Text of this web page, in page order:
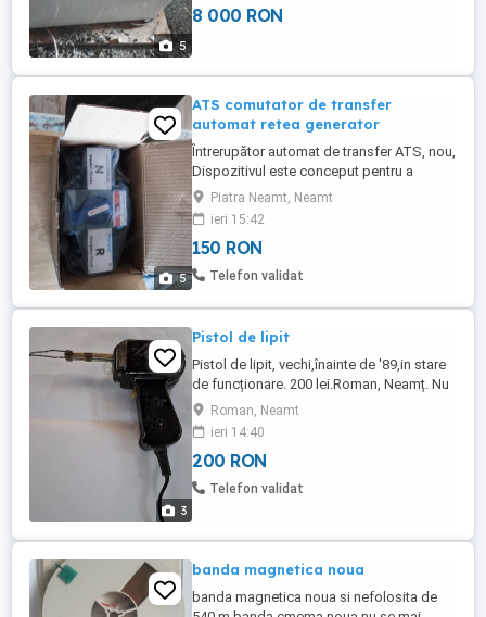
5
8 000 RON
5
ATS comutator de transfer
automat retea generator
Întrerupător automat de transfer ATS, nou,
Dispozitivul este conceput pentru a
comuta automat între sursa de alimentare
normală și cea de urgență, asigurând
continuitatea energiei în cazul unei
întreruperi. Produsul este însoțit de
instrucți
Piatra Neamt, Neamt
ieri 15:42
150 RON
Telefon validat
3
Pistol de lipit
Pistol de lipit, vechi,înainte de '89,in stare
de funcționare. 200 lei.Roman, Neamț. Nu
trimit în țară
Roman, Neamt
ieri 14:40
200 RON
Telefon validat
banda magnetica noua
banda magnetica noua si nefolosita de